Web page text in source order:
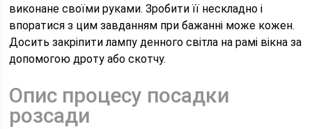
виконане своїми руками. Зробити її нескладно і
впоратися з цим завданням при бажанні може кожен.
Досить закріпити лампу денного світла на рамі вікна за
допомогою дроту або скотчу.
Опис процесу посадки
розсади